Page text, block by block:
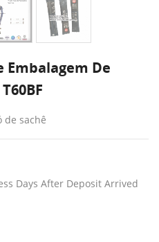
Embalagem De
de sachê
Days After Deposit Arrived